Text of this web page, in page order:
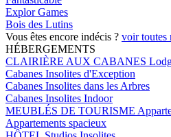
Explor Games
Bois des Lutins
Vous êtes encore indécis ? voir toutes
HÉBERGEMENTS
CLAIRIÈRE AUX CABANES
Cabanes Insolites d'Exception
Cabanes Insolites dans les Arbres
Cabanes Insolites Indoor
MEUBLÉS DE TOURISME
Appartements spacieux